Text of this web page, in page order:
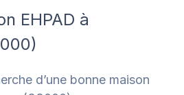
EHPAD à
d’une bonne maison